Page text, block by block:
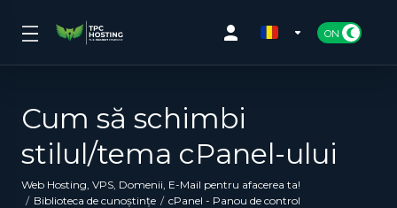
Cum să schimbi
stilul/tema cPanel-ului
Web Hosting, VPS, Domenii, E-Mail pentru afacerea ta!
Biblioteca de cunoștințe
cPanel - Panou de control